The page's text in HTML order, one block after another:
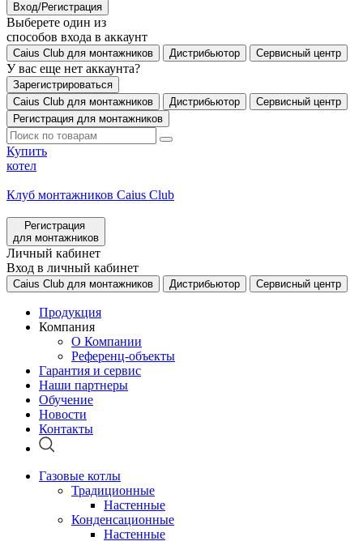
Вход/Регистрация
Выберете один из
способов входа в аккаунт
Caius Club для монтажников Дистрибьютор Сервисный центр
У вас еще нет аккаунта?
Зарегистрироваться
Caius Club для монтажников
Дистрибьютор
Сервисный центр
Регистрация для монтажников
Купить
котел
Клуб монтажников Caius Club
Регистрация
для монтажников
Личный кабинет
Вход в личный кабинет
Caius Club для монтажников Дистрибьютор Сервисный центр
Продукция
Компания
О Компании
Референц-объекты
Гарантия и сервис
Наши партнеры
Обучение
Новости
Контакты
Газовые котлы
Традиционные
Настенные
Конденсационные
Настенные